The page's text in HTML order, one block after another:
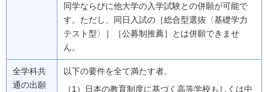
同学ならびに他大学の入学試験との併願が可能で
す。ただし、同日入試の［総合型選抜〈基礎学力
テスト型〉］［公募制推薦］とは併願できませ
ん。
全学科共
通の出願
以下の要件を全て満たす者。
（1）日本の教育制度に基づく高等学校もしくは中